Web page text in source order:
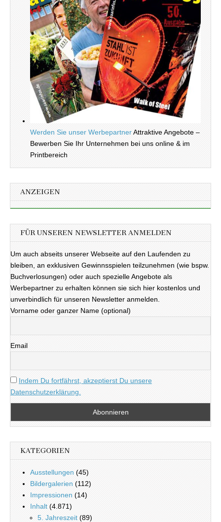
Werden Sie unser WerbepartnerAttraktive Angebote –
Bewerben Sie Ihr Unternehmen bei uns online & im
Printbereich
ANZEIGEN
FÜR UNSEREN NEWSLETTER ANMELDEN
Um auch abseits unserer Webseite auf den Laufenden zu
bleiben, an exklusiven Gewinnsspielen teilzunehmen (wie bspw.
Buchverlosungen) oder auch spezielle Angebote als
Werbepartner zu erhalten können sie sich hier kostenlos und
unverbindlich für unseren Newsletter anmelden.
Vorname oder ganzer Name (optional)
Email
Indem Du fortfährst, akzeptierst Du unsere
Datenschutzerklärung.
KATEGORIEN
Ausstellungen (45)
Bildergalerien (112)
Impressionen (14)
Inhalt (4.871)
5. Jahreszeit (89)